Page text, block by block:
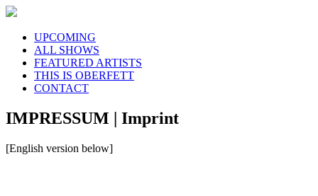
UPCOMING
ALL SHOWS
FEATURED ARTISTS
THIS IS OBERFETT
CONTACT
IMPRESSUM | Imprint
[English version below]